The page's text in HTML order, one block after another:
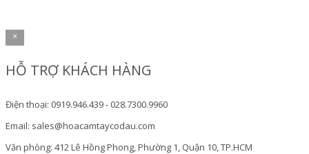
×
HỖ TRỢ KHÁCH HÀNG
Điện thoại: 0919.946.439 - 028.7300.9960
Email: sales@hoacamtaycodau.com
Văn phòng: 412 Lê Hồng Phong, Phường 1, Quận 10, TP.HCM